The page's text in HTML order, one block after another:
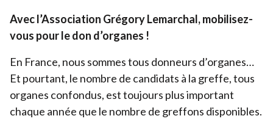
Avec l’Association Grégory Lemarchal, mobilisez-
vous pour le don d’organes !
En France, nous sommes tous donneurs d’organes…
Et pourtant, le nombre de candidats à la greffe, tous
organes confondus, est toujours plus important
chaque année que le nombre de greffons disponibles.